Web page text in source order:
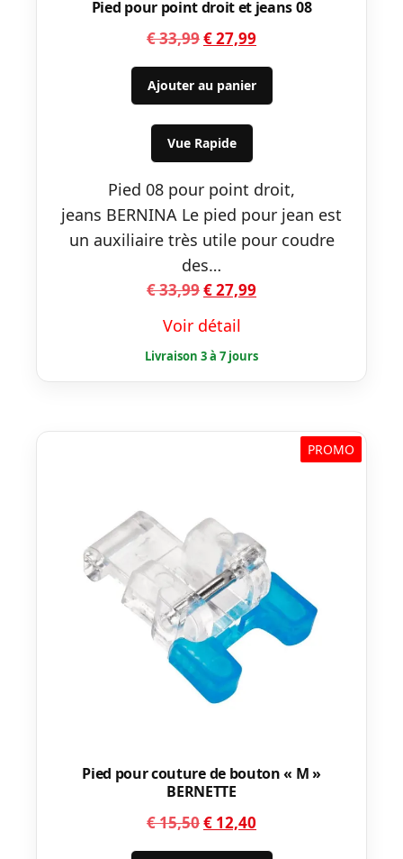
Pied pour point droit et jeans 08
€33,99Le
prix
initial
était :
€ 33,99.
€27,99
prix
actuel
est :
Ajouter au panier
Vue Rapide
Pied 08 pour point droit,
jeans BERNINA Le pied pour jean est
un auxiliaire très utile pour coudre
des…
€33,99Le
initial
était :
€ 33,99.
€27,99
est :
€ 27,99.
Voir détail
PROMO
Pied pour couture de bouton « M »
BERNETTE
€15,50Le
prix
€ 12,40
prix